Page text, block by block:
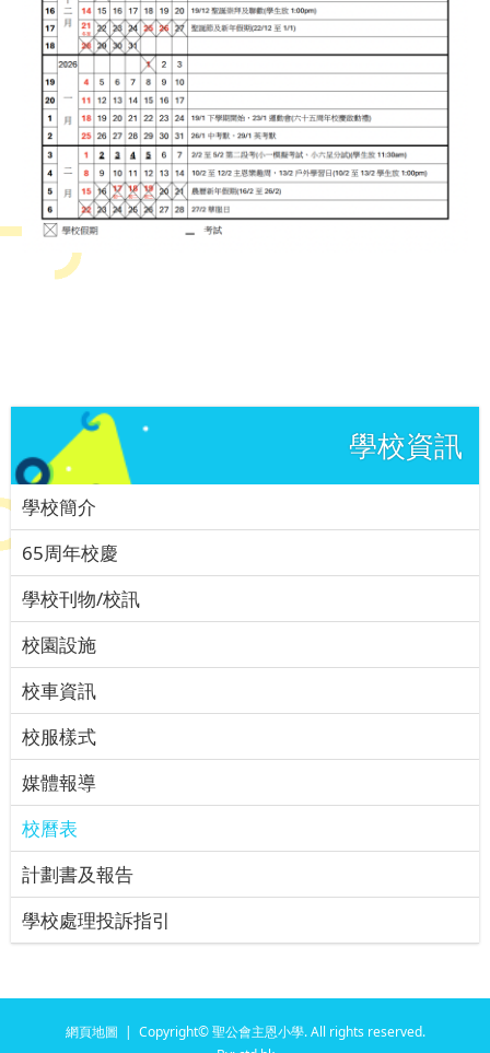
學校資訊
學校簡介
65周年校慶
學校刊物/校訊
校園設施
校車資訊
校服樣式
媒體報導
校曆表
計劃書及報告
學校處理投訴指引
網頁地圖 | Copyright© 聖公會主恩小學. All rights reserved.